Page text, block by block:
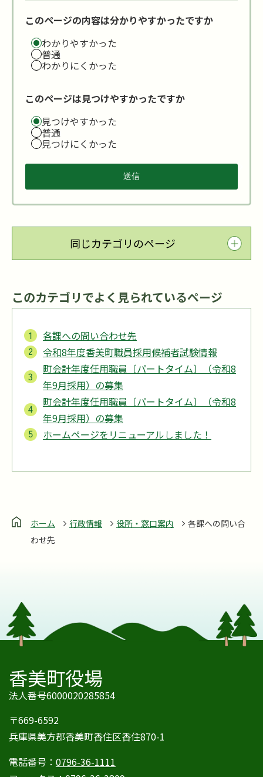
このページの内容は分かりやすかったですか
わかりやすかった
普通
わかりにくかった
このページは見つけやすかったですか
見つけやすかった
普通
見つけにくかった
同じカテゴリのページ
このカテゴリでよく見られているページ
各課への問い合わせ先
令和8年度香美町職員採用候補者試験情報
町会計年度任用職員〔パートタイム〕（令和8
年9月採用）の募集
町会計年度任用職員〔パートタイム〕（令和8
年9月採用）の募集
ホームページをリニューアルしました！
ホーム 行政情報 役所・窓口案内
各課への問い合
わせ先
香美町役場
法人番号6000020285854
〒669-6592
兵庫県美方郡香美町香住区香住870-1
電話番号： 0796-36-1111